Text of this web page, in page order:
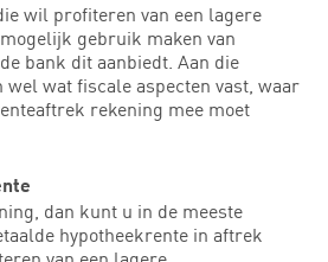
wil profiteren van een lagere
gebruik maken van
bank dit aanbiedt. Aan die
wat fiscale aspecten vast, waar
rekening mee moet
dan kunt u in de meeste
hypotheekrente in aftrek